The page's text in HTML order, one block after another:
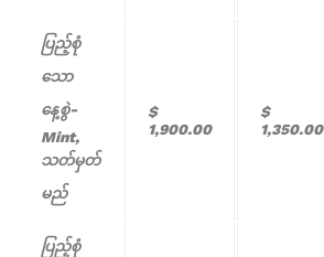
ပြည့်စုံ
သော
နေ့စွဲ-
Mint,
သတ်မှတ်
မည်
$
1,900.00
$
1,350.00
ပြည့်စုံ